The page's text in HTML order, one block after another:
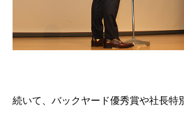
続いて、バックヤード優秀賞や社長特